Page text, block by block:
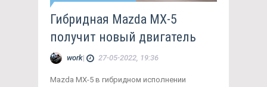
Гибридная Mazda MX-5
получит новый двигатель
work| 27-05-2022, 19:36
Mazda MX-5 в гибридном исполнении